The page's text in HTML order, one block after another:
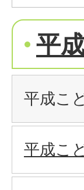
平
平成こ
平成こ